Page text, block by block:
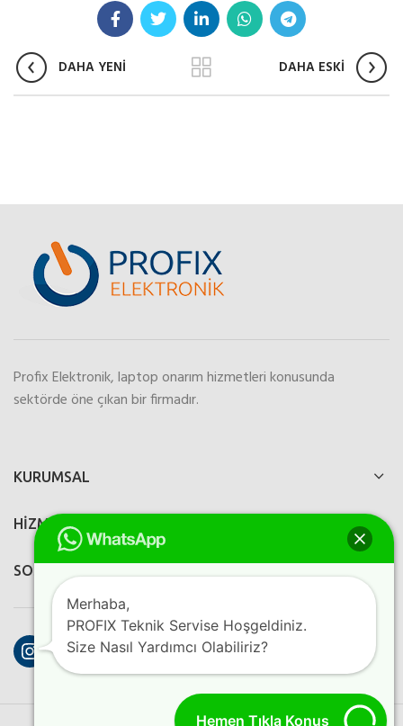
DAHA YENİ DAHA ESKİ
Profix Elektronik, laptop onarım hizmetleri konusunda
sektörde öne çıkan bir firmadır.
KURUMSAL
HİZMETLERİMİZ
SOSYAL MEDYA
Instagram
Facebook
YouTube
Hemen Tıkla Konuş
Merhaba,
PROFIX Teknik Servise Hoşgeldiniz.
Size Nasıl Yardımcı Olabiliriz?